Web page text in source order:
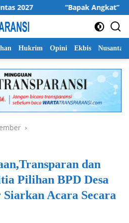
“Bapak Angkat” :
Hukrim Opini Ekbis Nusantara
dan
Pilihan BPD Desa
Acara Secara